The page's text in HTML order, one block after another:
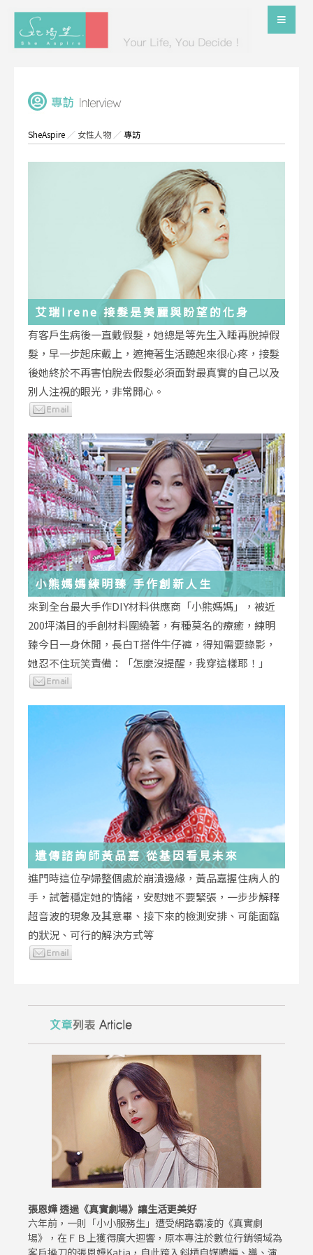
SheAspire ／ 女性人物／專訪
艾瑞Irene 接髮是美麗與盼望的化身
有客戶生病後一直戴假髮，她總是等先生入睡再脫掉假
髮，早一步起床戴上，遮掩著生活聽起來很心疼，接髮
後她終於不再害怕脫去假髮必須面對最真實的自己以及
別人注視的眼光，非常開心。
小熊媽媽練明臻 手作創新人生
來到全台最大手作DIY材料供應商「小熊媽媽」，被近
200坪滿目的手創材料圍繞著，有種莫名的療癒，練明
臻今日一身休閒，長白T搭件牛仔褲，得知需要錄影，
她忍不住玩笑責備：「怎麼沒提醒，我穿這樣耶！」
遺傳諮詢師黃品嘉 從基因看見未來
進門時這位孕婦整個處於崩潰邊緣，黃品嘉握住病人的
手，試著穩定她的情緒，安慰她不要緊張，一步步解釋
超音波的現象及其意畢、接下來的檢測安排、可能面臨
的狀況、可行的解決方式等
張恩嬅 透過《真實劇場》讓生活更美好
六年前，一則「小小服務生」遭受網路霸凌的《真實劇
場》，在ＦＢ上獲得廣大迴響，原本專注於數位行銷領域為
客戶操刀的張恩嬅Katia，自此跨入斜槓自媒體編、導、演